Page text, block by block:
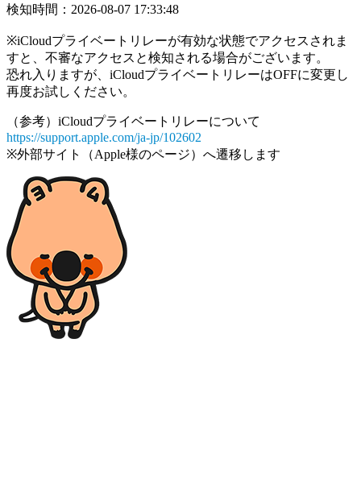
検知時間：2026-08-07 17:33:48
※iCloudプライベートリレーが有効な状態でアクセスされま
すと、不審なアクセスと検知される場合がございます。
恐れ入りますが、iCloudプライベートリレーはOFFに変更し
再度お試しください。
（参考）iCloudプライベートリレーについて
https://support.apple.com/ja-jp/102602
※外部サイト（Apple様のページ）へ遷移します